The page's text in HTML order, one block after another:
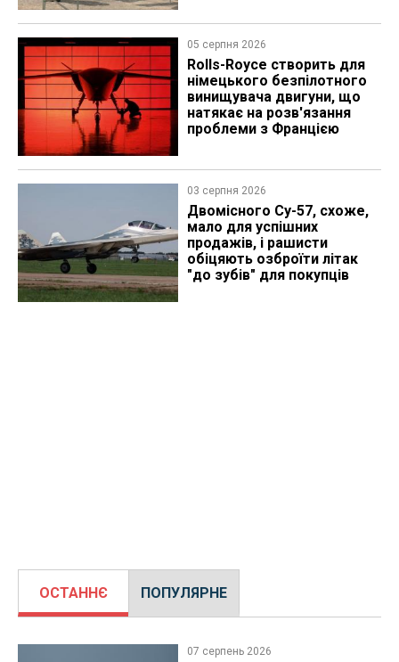
05 серпня 2026
Rolls-Royce створить для
німецького безпілотного
винищувача двигуни, що
натякає на розв'язання
проблеми з Францією
03 серпня 2026
Двомісного Су-57, схоже,
мало для успішних
продажів, і рашисти
обіцяють озброїти літак
"до зубів" для покупців
ОСТАННЄ ПОПУЛЯРНЕ
07 серпень 2026